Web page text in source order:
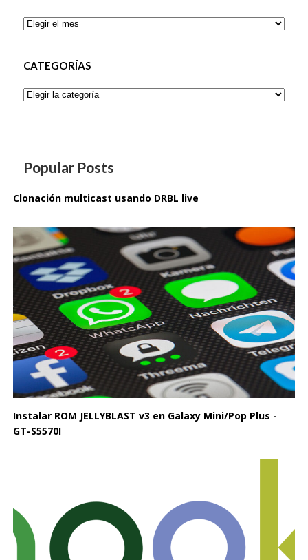
Archivos
CATEGORÍAS
Categorías
Popular Posts
Clonación multicast usando DRBL live
Instalar ROM JELLYBLAST v3 en Galaxy Mini/Pop Plus -
GT-S5570I